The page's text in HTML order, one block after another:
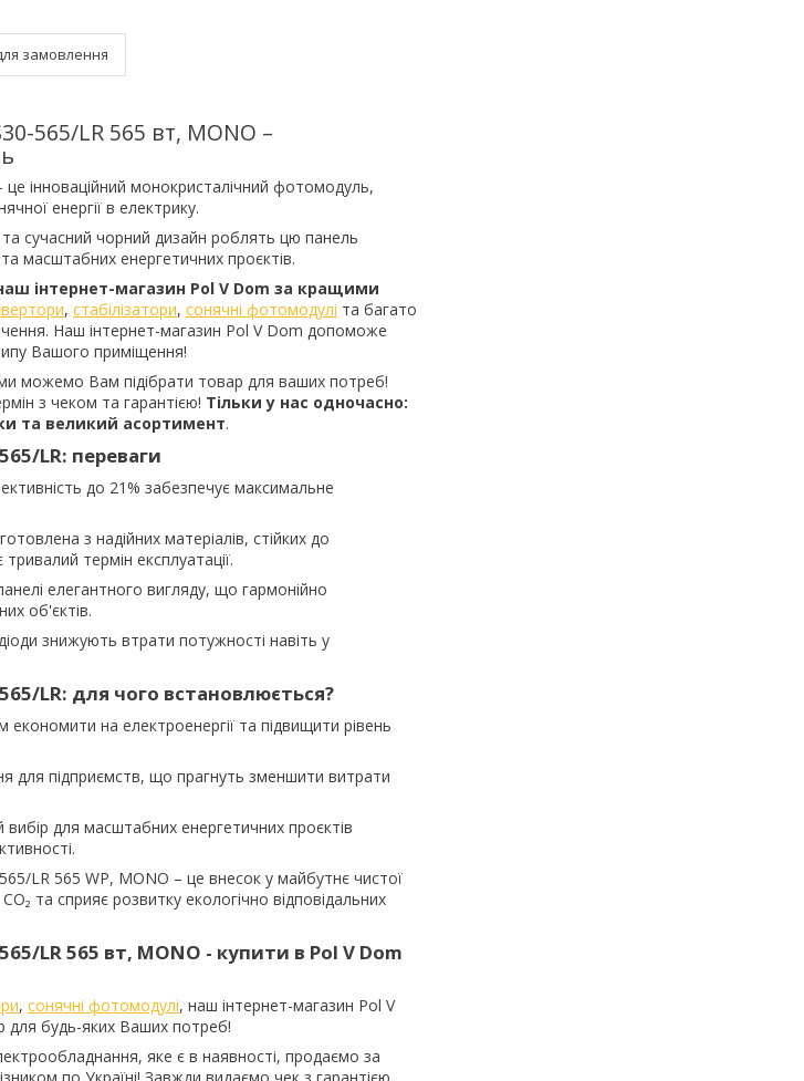
замовлення
565/LR 565 вт, MONO –
це інноваційний монокристалічний фотомодуль,
енергії в електрику.
та сучасний чорний дизайн роблять цю панель
масштабних енергетичних проєктів.
інтернет-магазин Pol V Dom за кращими
, стабілізатори, сонячні фотомодулі та багато
Наш інтернет-магазин Pol V Dom допоможе
Вашого приміщення!
можемо Вам підібрати товар для ваших потреб!
з чеком та гарантією! Тільки у нас одночасно:
та великий асортимент.
LR: переваги
до 21% забезпечує максимальне
з надійних матеріалів, стійких до
термін експлуатації.
елегантного вигляду, що гармонійно
об'єктів.
діоди знижують втрати потужності навіть у
LR: для чого встановлюється?
економити на електроенергії та підвищити рівень
для підприємств, що прагнуть зменшити витрати
для масштабних енергетичних проєктів
565/LR 565 WP, MONO – це внесок у майбутнє чистої
та сприяє розвитку екологічно відповідальних
LR 565 вт, MONO - купити в Pol V Dom
, сонячні фотомодулі, наш інтернет-магазин Pol V
для будь-яких Ваших потреб!
яке є в наявності, продаємо за
по Україні! Завжди видаємо чек з гарантією.